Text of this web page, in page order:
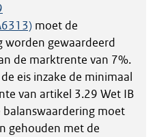
moet de
worden gewaardeerd
de marktrente van 7%.
eis inzake de minimaal
van artikel 3.29 Wet IB
moet
gehouden met de